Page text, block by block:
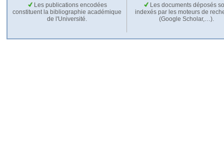
Les publications encodées
constituent la bibliographie académique
de l'Université.
Les documents déposés
indexés par les moteurs de
(Google Scholar,…).